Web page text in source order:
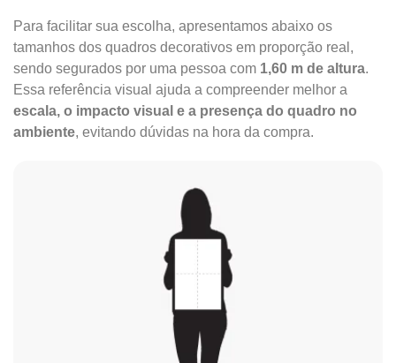
Para facilitar sua escolha, apresentamos abaixo os
tamanhos dos quadros decorativos em proporção real,
sendo segurados por uma pessoa com 1,60 m de altura.
Essa referência visual ajuda a compreender melhor a
escala, o impacto visual e a presença do quadro no
ambiente, evitando dúvidas na hora da compra.